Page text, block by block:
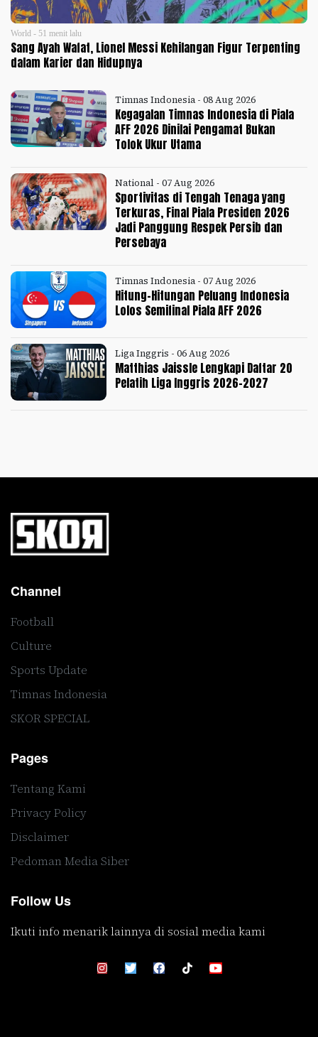
World - 51 menit lalu
Sang Ayah Wafat, Lionel Messi Kehilangan Figur Terpenting
dalam Karier dan Hidupnya
Timnas Indonesia - 08 Aug 2026
Kegagalan Timnas Indonesia di Piala
AFF 2026 Dinilai Pengamat Bukan
Tolok Ukur Utama
National - 07 Aug 2026
Sportivitas di Tengah Tenaga yang
Terkuras, Final Piala Presiden 2026
Jadi Panggung Respek Persib dan
Persebaya
Timnas Indonesia - 07 Aug 2026
Hitung-Hitungan Peluang Indonesia
Lolos Semifinal Piala AFF 2026
Liga Inggris - 06 Aug 2026
Matthias Jaissle Lengkapi Daftar 20
Pelatih Liga Inggris 2026-2027
Channel
Football
Culture
Sports Update
Timnas Indonesia
SKOR SPECIAL
Pages
Tentang Kami
Privacy Policy
Disclaimer
Pedoman Media Siber
Follow Us
Ikuti info menarik lainnya di sosial media kami